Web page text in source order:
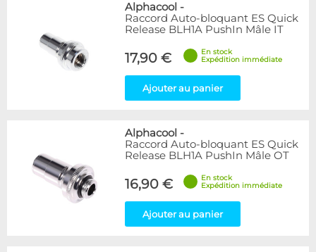
Alphacool -
Raccord Auto-bloquant ES Quick
Release BLH1A PushIn Mâle IT
17,90 €
En stock
Expédition immédiate
Ajouter au panier
Alphacool -
Raccord Auto-bloquant ES Quick
Release BLH1A PushIn Mâle OT
16,90 €
En stock
Expédition immédiate
Ajouter au panier